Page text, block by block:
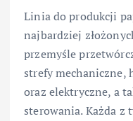
Linia do produkcji
najbardziej
przemyśle
strefy mechaniczne,
oraz elektryczne, a
sterowania. Każda z